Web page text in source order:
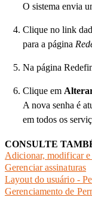
O sistema envia
Clique no link
para a página
Na página
Clique em
A nova senha é
em todos os
CONSULTE
Adicionar, modificar
Gerenciar assinaturas
Layout do usuário -
Gerenciamento de